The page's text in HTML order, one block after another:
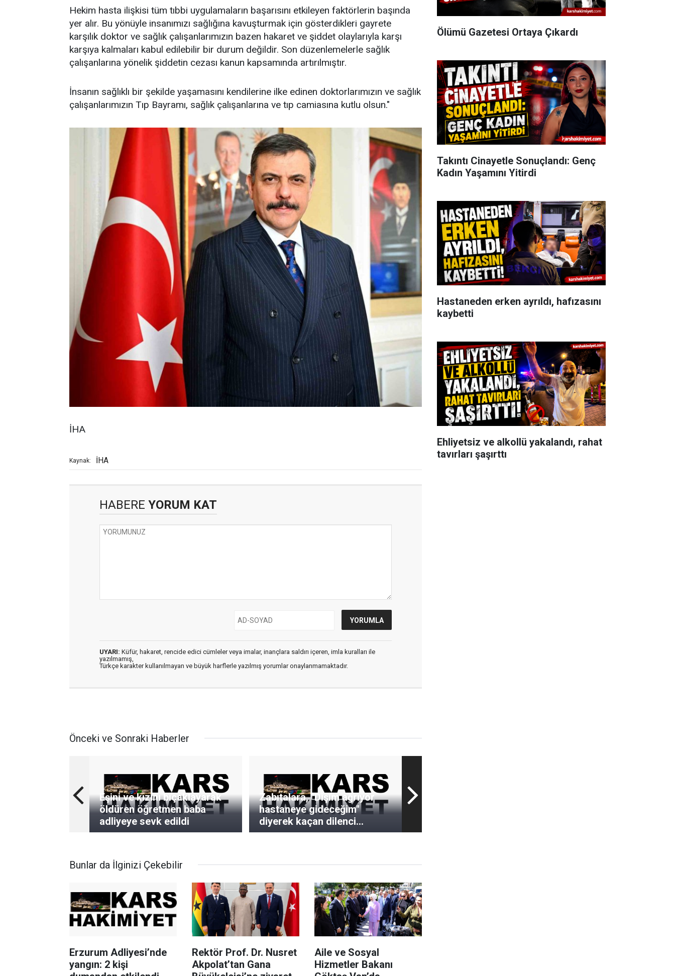
Hekim hasta ilişkisi tüm tıbbi uygulamaların başarısını etkileyen faktörlerin başında
yer alır. Bu yönüyle insanımızı sağlığına kavuşturmak için gösterdikleri gayrete
karşılık doktor ve sağlık çalışanlarımızın bazen hakaret ve şiddet olaylarıyla karşı
karşıya kalmaları kabul edilebilir bir durum değildir. Son düzenlemelerle sağlık
çalışanlarına yönelik şiddetin cezası kanun kapsamında artırılmıştır.
İnsanın sağlıklı bir şekilde yaşamasını kendilerine ilke edinen doktorlarımızın ve sağlık
çalışanlarımızın Tıp Bayramı, sağlık çalışanlarına ve tıp camiasına kutlu olsun."
İHA
Kaynak: İHA
HABERE YORUM KAT
UYARI: Küfür, hakaret, rencide edici cümleler veya imalar, inançlara saldırı içeren, imla kuralları ile
yazılmamış,
Türkçe karakter kullanılmayan ve büyük harflerle yazılmış yorumlar onaylanmamaktadır.
Önceki ve Sonraki Haberler
Eşini ve kızını bıçaklayarak
öldüren öğretmen baba
adliyeye sevk edildi
Zabıtalara, "Dişim ağrıyor
hastaneye gideceğim"
diyerek kaçan dilenci
kamerada
Bunlar da İlginizi Çekebilir
Erzurum Adliyesi’nde
yangın: 2 kişi
Rektör Prof. Dr. Nusret
Akpolat’tan Gana
Aile ve Sosyal
Hizmetler Bakanı
Ölümü Gazetesi Ortaya Çıkardı
Takıntı Cinayetle Sonuçlandı: Genç
Kadın Yaşamını Yitirdi
Hastaneden erken ayrıldı, hafızasını
kaybetti
Ehliyetsiz ve alkollü yakalandı, rahat
tavırları şaşırttı